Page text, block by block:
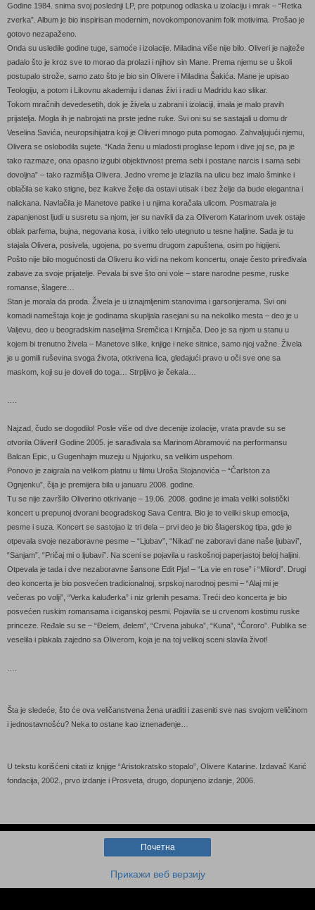
Godine 1984. snima svoj poslednji LP, pre potpunog odlaska u izolaciju i mrak – “Retka
zverka”. Album je bio inspirisan modernim, novokomponovanim folk motivima. Prošao je
gotovo nezapaženo.
Onda su usledile godine tuge, samoće i izolacije. Miladina više nije bilo. Oliveri je najteže
padalo što je kroz sve to morao da prolazi i njihov sin Mane. Prema njemu se u školi
postupalo strože, samo zato što je bio sin Olivere i Miladina Šakića. Mane je upisao
Teologiju, a potom i Likovnu akademiju i danas živi i radi u Madridu kao slikar.
Tokom mračnih devedesetih, dok je živela u zabrani i izolaciji, imala je malo pravih
prijatelja. Mogla ih je nabrojati na prste jedne ruke. Svi oni su se sastajali u domu dr
Veselina Savića, neuropsihijatra koji je Oliveri mnogo puta pomogao. Zahvaljujući njemu,
Olivera se oslobodila sujete. “Kada ženu u mladosti proglase lepom i dive joj se, pa je
tako razmaze, ona opasno izgubi objektivnost prema sebi i postane narcis i sama sebi
dovoljna” – tako razmišlja Olivera. Jedno vreme je izlazila na ulicu bez imalo šminke i
oblačila se kako stigne, bez ikakve želje da ostavi utisak i bez želje da bude elegantna i
nalickana. Navlačila je Manetove patike i u njima koračala ulicom. Posmatrala je
zapanjenost ljudi u susretu sa njom, jer su navikli da za Oliverom Katarinom uvek ostaje
oblak parfema, bujna, negovana kosa, i vitko telo utegnuto u tesne haljine. Sada je tu
stajala Olivera, posivela, ugojena, po svemu drugom zapuštena, osim po higijeni.
Pošto nije bilo mogućnosti da Oliveru iko vidi na nekom koncertu, onaje često priređivala
zabave za svoje prijatelje. Pevala bi sve što oni vole – stare narodne pesme, ruske
romanse, šlagere…
Stan je morala da proda. Živela je u iznajmljenim stanovima i garsonjerama. Svi oni
komadi nameštaja koje je godinama skupljala rasejani su na nekoliko mesta – deo je u
Valjevu, deo u beogradskim naseljima Sremčica i Krnjača. Deo je sa njom u stanu u
kojem bi trenutno živela – Manetove slike, knjige i neke sitnice, samo njoj važne. Živela
je u gomili ruševina svoga života, otkrivena lica, gledajući pravo u oči sve one sa
maskom, koji su je doveli do toga… Strpljivo je čekala…
Najzad, čudo se dogodilo! Posle više od dve decenije izolacije, vrata pravde su se
otvorila Oliveri! Godine 2005. je sarađivala sa Marinom Abramović na performansu
Balcan Epic, u Gugenhajm muzeju u Njujorku, sa velikim uspehom.
Ponovo je zaigrala na velikom platnu u filmu Uroša Stojanovića – “Čarlston za
Ognjenku”, čija je premijera bila u januaru 2008. godine.
Tu se nije završilo Oliverino otkrivanje – 19.06. 2008. godine je imala veliki solistički
koncert u prepunoj dvorani beogradskog Sava Centra. Bio je to veliki skup emocija,
pesme i suza. Koncert se sastojao iz tri dela – prvi deo je bio šlagerskog tipa, gde je
otpevala svoje nezaboravne pesme – “Ljubav”, “Nikad’ ne zaboravi dane naše ljubavi”,
“Sanjam”, “Pričaj mi o ljubavi”. Na sceni se pojavila u raskošnoj paperjastoj beloj haljini.
Otpevala je tada i dve nezaboravne šansone Edit Pjaf – “La vie en rose” i “Milord”. Drugi
deo koncerta je bio posvećen tradicionalnoj, srpskoj narodnoj pesmi – “Alaj mi je
večeras po volji”, “Verka kaluđerka” i niz grlenih pesama. Treći deo koncerta je bio
posvećen ruskim romansama i ciganskoj pesmi. Pojavila se u crvenom kostimu ruske
princeze. Ređale su se – “Đelem, đelem”, “Crvena jabuka”, “Kuna”, “Čororo”. Publika se
veselila i plakala zajedno sa Oliverom, koja je na toj velikoj sceni slavila život!
Šta je sledeće, što će ova veličanstvena žena uraditi i zaseniti sve nas svojom veličinom
i jednostavnošću? Neka to ostane kao iznenađenje…
U tekstu korišćeni citati iz knjige “Aristokratsko stopalo”, Olivere Katarine. Izdavač Karić
fondacija, 2002., prvo izdanje i Prosveta, drugo, dopunjeno izdanje, 2006.
Почетна
Прикажи веб верзију